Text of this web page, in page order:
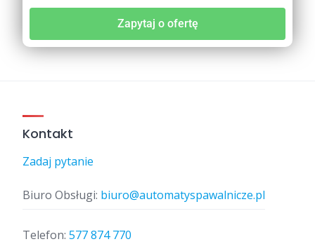
Zapytaj o ofertę
Kontakt
Zadaj pytanie
Biuro Obsługi: biuro@automatyspawalnicze.pl
Telefon: 577 874 770